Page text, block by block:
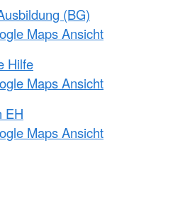
(BG)
Maps Ansicht
Hilfe
Maps Ansicht
EH
Maps Ansicht